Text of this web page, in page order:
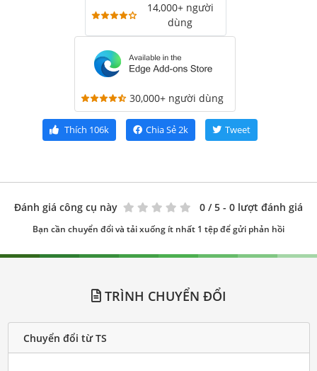
14,000+ người
dùng
30,000+ người dùng
Thích 106k Chia Sẻ2k Tweet
Đánh giá công cụ này 0 / 5 - 0 lượt đánh giá
Bạn cần chuyển đổi và tải xuống ít nhất 1 tệp để gửi phản hồi
TRÌNH CHUYỂN ĐỔI
Chuyển đổi từ TS